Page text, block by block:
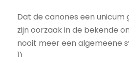
Dat de canones een unicum
zijn oorzaak in de bekende
nooit meer een algemeene
1